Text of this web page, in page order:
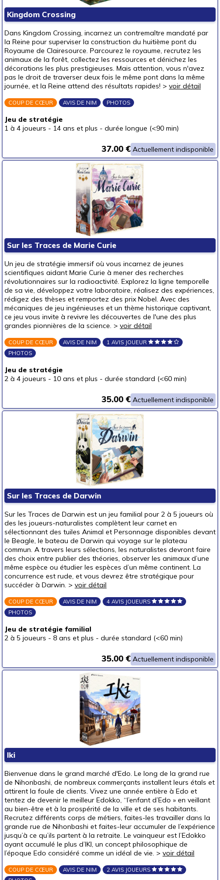
Puzzles & casse-têtes
un bébé (0-3 ans)
un p'tit bout (3-6 ans)
un junior (6-8 ans)
un jeune ado (8-12 ans)
un ado (12-16 ans)
Prix
autour de 10 €
(1)
autour de 50 €
50 € et au-delà
Kingdom Crossing
Dans Kingdom Crossing, incarnez un contremaître mandaté par
la Reine pour superviser la construction du huitième pont du
Royaume de Clairesource. Parcourez le royaume, recrutez les
animaux de la forêt, collectez les ressources et dénichez les
décorations les plus prestigieuses. Mais attention, vous n'avez
pas le droit de traverser deux fois le même pont dans la même
journée, et la Reine attend des résultats rapides! > voir détail
COUP DE CŒUR AVIS DE NIM PHOTOS
Jeu de stratégie
1 à 4 joueurs - 14 ans et plus - durée longue (<90 min)
Actuellement indisponible
37.00 €
Sur les Traces de Marie Curie
Un jeu de stratégie immersif où vous incarnez de jeunes
scientifiques aidant Marie Curie à mener des recherches
révolutionnaires sur la radioactivité. Explorez la ligne temporelle
de sa vie, développez votre laboratoire, réalisez des expériences,
rédigez des thèses et remportez des prix Nobel. Avec des
mécaniques de jeu ingénieuses et un thème historique captivant,
ce jeu vous invite à revivre les découvertes de l'une des plus
grandes pionnières de la science. > voir détail
COUP DE CŒUR AVIS DE NIM
1 AVIS JOUEUR
PHOTOS
Jeu de stratégie
2 à 4 joueurs - 10 ans et plus - durée standard (<60 min)
Actuellement indisponible
35.00 €
Sur les Traces de Darwin
Sur les Traces de Darwin est un jeu familial pour 2 à 5 joueurs où
des les joueurs-naturalistes complètent leur carnet en
sélectionnant des tuiles Animal et Personnage disponibles devant
le Beagle, le bateau de Darwin qui voyage sur le plateau
commun. A travers leurs sélections, les naturalistes devront faire
des choix entre publier des théories, observer les animaux d’une
même espèce ou étudier les espèces d’un même continent. La
concurrence est rude, et vous devrez être stratégique pour
succéder à Darwin. > voir détail
COUP DE CŒUR AVIS DE NIM
4 AVIS JOUEURS
PHOTOS
Jeu de stratégie familial
2 à 5 joueurs - 8 ans et plus - durée standard (<60 min)
Actuellement indisponible
35.00 €
Iki
Bienvenue dans le grand marché d'Edo. Le long de la grand rue
de Nihonbashi, de nombreux commerçants installent leurs étals et
attirent la foule de clients. Vivez une année entière à Edo et
tentez de devenir le meilleur Edokko, “l’enfant d’Edo » en veillant
au bien-être et à la prospérité de la ville et de ses habitants.
Recrutez différents corps de métiers, faites-les travailler dans la
grande rue de Nihonbashi et faites-leur accumuler de l’expérience
jusqu’à ce qu’ils partent à la retraite. Le vainqueur est l’Edokko
ayant accumulé le plus d’IKI, un concept philosophique de
l’époque Edo considéré comme un idéal de vie. > voir détail
COUP DE CŒUR AVIS DE NIM
2 AVIS JOUEURS